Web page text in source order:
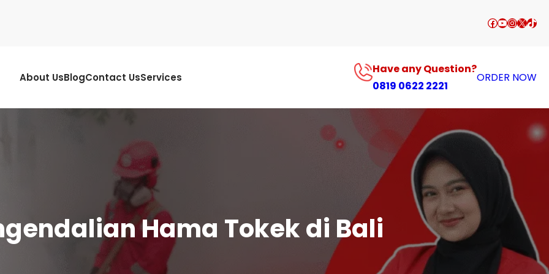
Facebook
YouTube
X
About UsBlogContact UsServices
Have any Question?
0819 0622 2221
ORDER NOW
Hama Tokek di Bali